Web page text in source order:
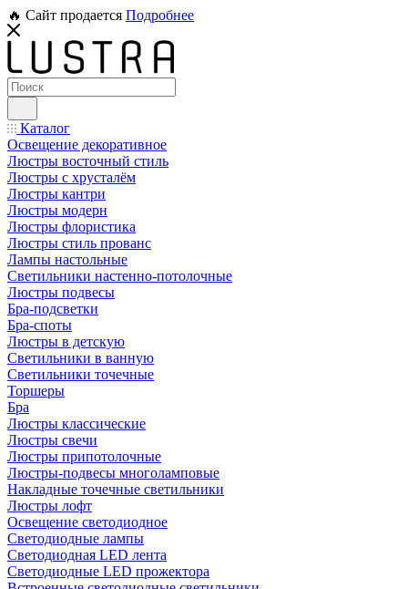
🔥 Сайт продается Подробнее
Каталог
Освещение декоративное
Люстры восточный стиль
Люстры с хрусталём
Люстры кантри
Люстры модерн
Люстры флористика
Люстры стиль прованс
Лампы настольные
Светильники настенно-потолочные
Люстры подвесы
Бра-подсветки
Бра-споты
Люстры в детскую
Светильники в ванную
Светильники точечные
Торшеры
Бра
Люстры классические
Люстры свечи
Люстры припотолочные
Люстры-подвесы многоламповые
Накладные точечные светильники
Люстры лофт
Освещение светодиодное
Светодиодные лампы
Светодиодная LED лента
Светодиодные LED прожектора